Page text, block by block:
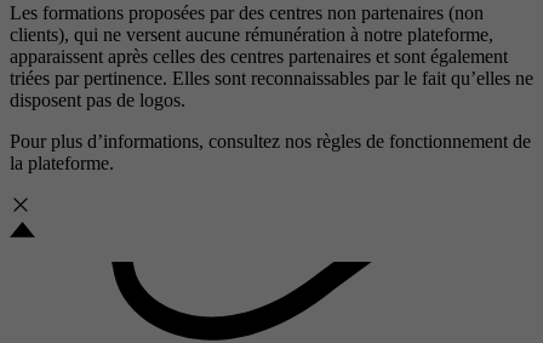
Les formations proposées par des centres non partenaires (non
clients), qui ne versent aucune rémunération à notre plateforme,
apparaissent après celles des centres partenaires et sont également
triées par pertinence. Elles sont reconnaissables par le fait qu’elles ne
disposent pas de logos.
Pour plus d’informations, consultez nos règles de fonctionnement de
la plateforme.